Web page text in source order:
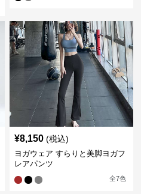
¥8,150 (税込)
ヨガウェア すらりと美脚ヨガフ
レアパンツ
全7色